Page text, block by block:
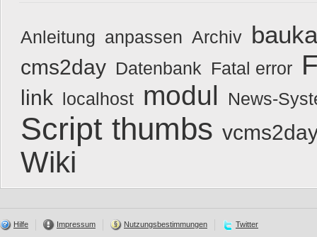
Anleitung anpassen Archiv
cms2day Datenbank Fatal error
link localhost modul News-
Script thumbs
Wiki
Hilfe Impressum Nutzungsbestimmungen Twitter